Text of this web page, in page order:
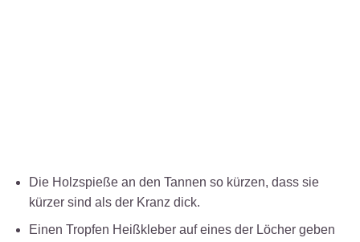
Die Holzspieße an den Tannen so kürzen, dass sie
kürzer sind als der Kranz dick.
Einen Tropfen Heißkleber auf eines der Löcher geben